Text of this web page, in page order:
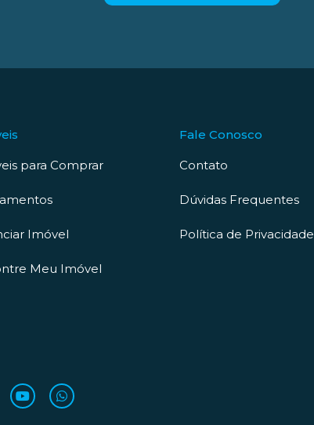
para Comprar
Imóvel
Meu Imóvel
Fale Conosco
Contato
Dúvidas Frequentes
Política de Privacidade